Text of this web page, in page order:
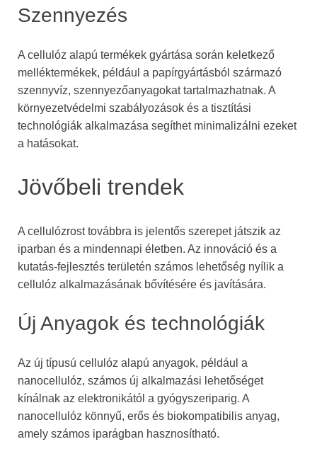
Szennyezés
A cellulóz alapú termékek gyártása során keletkező
melléktermékek, például a papírgyártásból származó
szennyvíz, szennyezőanyagokat tartalmazhatnak. A
környezetvédelmi szabályozások és a tisztítási
technológiák alkalmazása segíthet minimalizálni ezeket
a hatásokat.
Jövőbeli trendek
A cellulózrost továbbra is jelentős szerepet játszik az
iparban és a mindennapi életben. Az innováció és a
kutatás-fejlesztés területén számos lehetőség nyílik a
cellulóz alkalmazásának bővítésére és javítására.
Új Anyagok és technológiák
Az új típusú cellulóz alapú anyagok, például a
nanocellulóz, számos új alkalmazási lehetőséget
kínálnak az elektronikától a gyógyszeriparig. A
nanocellulóz könnyű, erős és biokompatibilis anyag,
amely számos iparágban hasznosítható.